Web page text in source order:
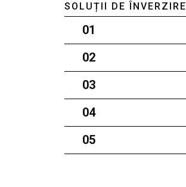
SOLUȚII DE ÎNVERZIRE
01
02
03
04
05